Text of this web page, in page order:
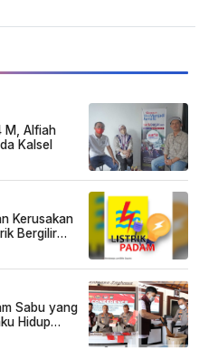
M, Alfiah
Kalsel
Kerusakan
Bergilir
Sabu yang
Hidup